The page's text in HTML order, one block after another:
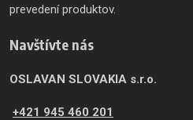
prevedení produktov.
Navštívte nás
OSLAVAN SLOVAKIA s.r.o.
+421 945 460 201